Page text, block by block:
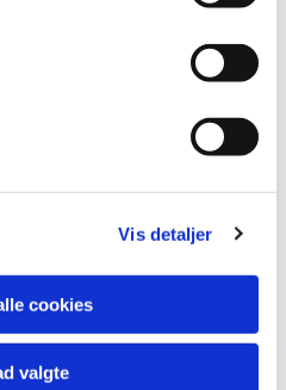
Vis detaljer
cookies
valgte
kunne lide...